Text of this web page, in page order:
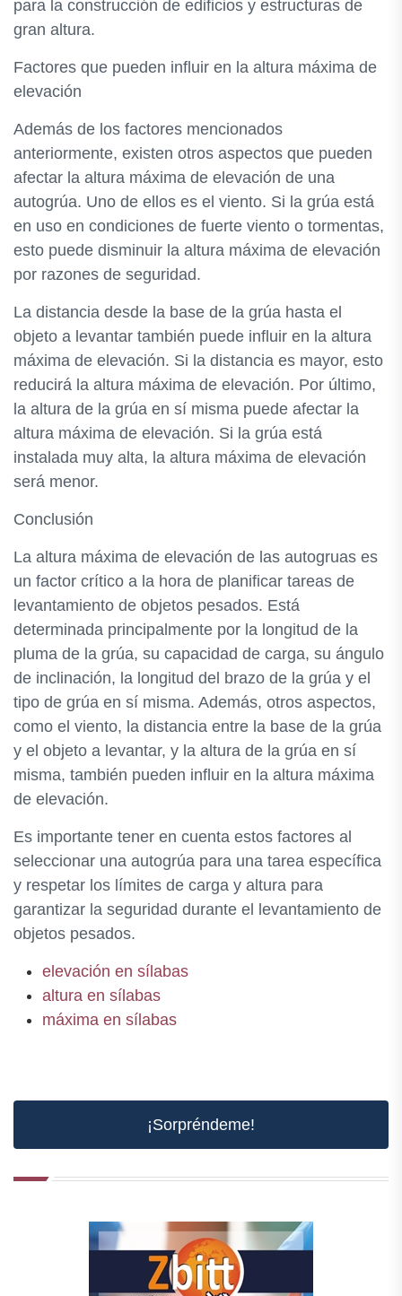
para la construcción de edificios y estructuras de
gran altura.
Factores que pueden influir en la altura máxima de
elevación
Además de los factores mencionados
anteriormente, existen otros aspectos que pueden
afectar la altura máxima de elevación de una
autogrúa. Uno de ellos es el viento. Si la grúa está
en uso en condiciones de fuerte viento o tormentas,
esto puede disminuir la altura máxima de elevación
por razones de seguridad.
La distancia desde la base de la grúa hasta el
objeto a levantar también puede influir en la altura
máxima de elevación. Si la distancia es mayor, esto
reducirá la altura máxima de elevación. Por último,
la altura de la grúa en sí misma puede afectar la
altura máxima de elevación. Si la grúa está
instalada muy alta, la altura máxima de elevación
será menor.
Conclusión
La altura máxima de elevación de las autogruas es
un factor crítico a la hora de planificar tareas de
levantamiento de objetos pesados. Está
determinada principalmente por la longitud de la
pluma de la grúa, su capacidad de carga, su ángulo
de inclinación, la longitud del brazo de la grúa y el
tipo de grúa en sí misma. Además, otros aspectos,
como el viento, la distancia entre la base de la grúa
y el objeto a levantar, y la altura de la grúa en sí
misma, también pueden influir en la altura máxima
de elevación.
Es importante tener en cuenta estos factores al
seleccionar una autogrúa para una tarea específica
y respetar los límites de carga y altura para
garantizar la seguridad durante el levantamiento de
objetos pesados.
elevación en sílabas
altura en sílabas
máxima en sílabas
¡Sorpréndeme!